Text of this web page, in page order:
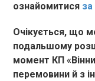
ознайомитися
Очікується, що
подальшому
момент КП
перемовини й з